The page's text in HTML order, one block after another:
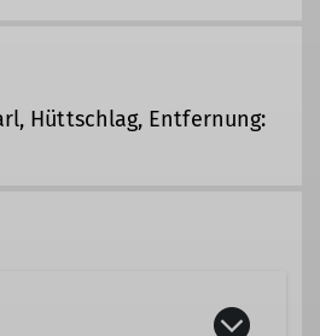
Hüttschlag, Entfernung: